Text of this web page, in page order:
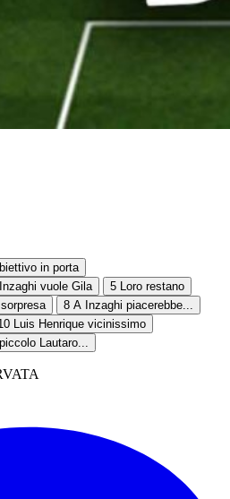
in porta
Inzaghi vuole Gila 5 Loro restano
8 A Inzaghi piacerebbe...
Luis Henrique vicinissimo
Lautaro...